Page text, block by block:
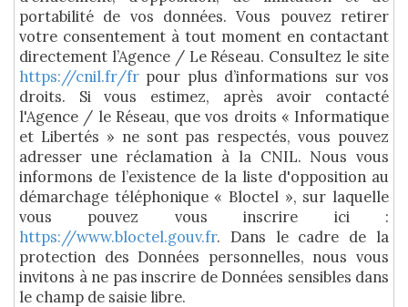
portabilité de vos données. Vous pouvez retirer
votre consentement à tout moment en contactant
directement l’Agence / Le Réseau. Consultez le site
https://cnil.fr/fr pour plus d’informations sur vos
droits. Si vous estimez, après avoir contacté
l'Agence / le Réseau, que vos droits « Informatique
et Libertés » ne sont pas respectés, vous pouvez
adresser une réclamation à la CNIL. Nous vous
informons de l’existence de la liste d'opposition au
démarchage téléphonique « Bloctel », sur laquelle
vous pouvez vous inscrire ici :
https://www.bloctel.gouv.fr. Dans le cadre de la
protection des Données personnelles, nous vous
invitons à ne pas inscrire de Données sensibles dans
le champ de saisie libre.